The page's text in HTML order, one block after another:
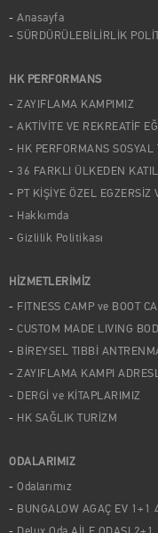
Anasayfa
SÜRDÜRÜLEBİLİRLİK
HK PERFORMANS
ZAYIFLAMA KAMPIMIZ
AKTİVİTE VE REKREATİF
HK PERFORMANS SOSYAL
36 FARKLI ÜLKEDEN
PT KİŞİYE ÖZEL EGZERSİZ
Hakkımda
Gizlilik Politikası
HİZMETLERİMİZ
FITNESS CAMP ve BOOT
CUSTOM MADE LIVING
BİREYSEL TIBBİ
ZAYIFLAMA KAMPI
DERGİ ve KİTAPLARIMIZ
HK SAĞLIK TURİZM
ODALARIMIZ
Odalarımız
BUNGALOW AGAÇ EV 1+1